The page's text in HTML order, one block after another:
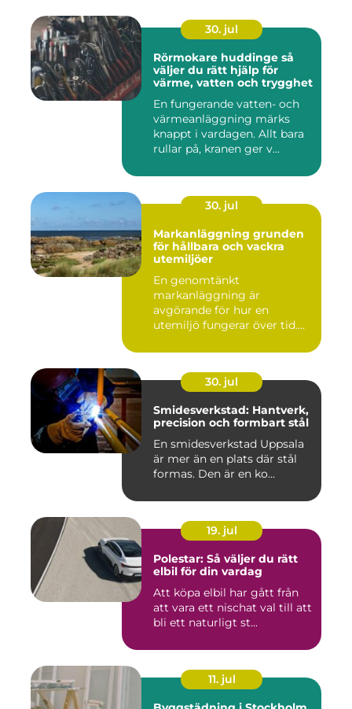
30. jul
Rörmokare huddinge så
väljer du rätt hjälp för
värme, vatten och trygghet
En fungerande vatten- och
värmeanläggning märks
knappt i vardagen. Allt bara
rullar på, kranen ger v...
30. jul
Markanläggning grunden
för hållbara och vackra
utemiljöer
En genomtänkt
markanläggning är
avgörande för hur en
utemiljö fungerar över tid.
30. jul
Smidesverkstad: Hantverk,
precision och formbart stål
En smidesverkstad Uppsala
är mer än en plats där stål
formas. Den är en ko...
19. jul
Polestar: Så väljer du rätt
elbil för din vardag
Att köpa elbil har gått från
att vara ett nischat val till att
bli ett naturligt st...
11. jul